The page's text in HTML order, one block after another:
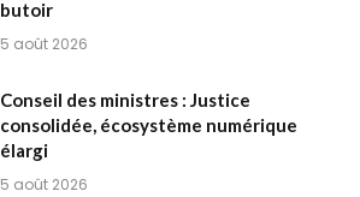
butoir
5 août 2026
Conseil des ministres : Justice
consolidée, écosystème numérique
élargi
5 août 2026